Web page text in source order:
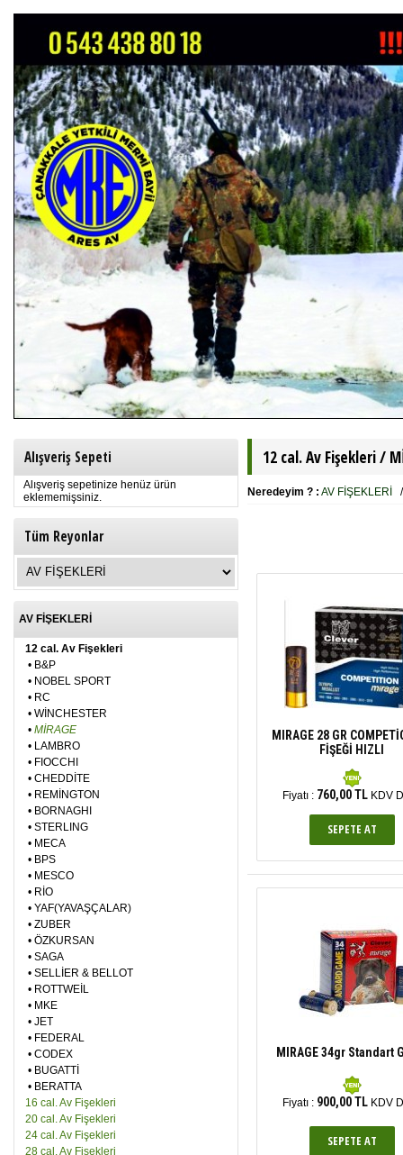
Alışveriş Sepeti
Alışveriş sepetinize henüz ürün
eklememişsiniz.
Tüm Reyonlar
AV FİŞEKLERİ
12 cal. Av Fişekleri
• B&P
• NOBEL SPORT
• RC
• WİNCHESTER
• MİRAGE
• LAMBRO
• FIOCCHI
• CHEDDİTE
• REMİNGTON
• BORNAGHI
• STERLING
• MECA
• BPS
• MESCO
• RİO
• YAF(YAVAŞÇALAR)
• ZUBER
• ÖZKURSAN
• SAGA
• SELLİER & BELLOT
• ROTTWEİL
• MKE
• JET
• FEDERAL
• CODEX
• BUGATTİ
• BERATTA
16 cal. Av Fişekleri
20 cal. Av Fişekleri
24 cal. Av Fişekleri
28 cal. Av Fişekleri
12 cal. Av Fişekleri /
Neredeyim ? : AV FİŞEKLERİ
MIRAGE 28 GR
FİŞEĞİ HIZLI
Fiyatı : 760,00 TLKDV
MIRAGE 34gr Standart
Fiyatı : 900,00 TLKDV